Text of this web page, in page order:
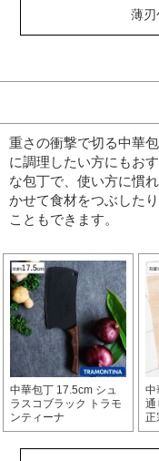
薄刃
重さの衝撃で切る中華
に調理したい方にもおす
な包丁で、使い方に慣
かせて食材をつぶした
こともできます。
中華包丁 17.5cm シュ
ラスコブラック トラモ
ンティーナ
中
通
正